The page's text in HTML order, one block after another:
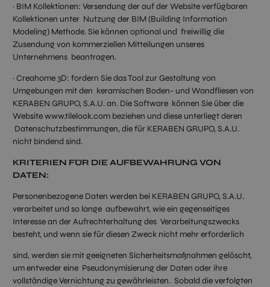
· BIM Kollektionen: Versendung der auf der Website verfügbaren
Kollektionen unter Nutzung der BIM (Building Information
Modeling) Methode. Sie können optional und freiwillig die
Zusendung von kommerziellen Mitteilungen unseres
Unternehmens beantragen.
· Creahome 3D: fordern Sie das Tool zur Gestaltung von
Umgebungen mit den keramischen Boden- und Wandfliesen von
KERABEN GRUPO, S.A.U. an. Die Software können Sie über die
Website www.tilelook.com beziehen und diese unterliegt deren
Datenschutzbestimmungen, die für KERABEN GRUPO, S.A.U.
nicht bindend sind.
KRITERIEN FÜR DIE AUFBEWAHRUNG VON
DATEN:
Personenbezogene Daten werden bei KERABEN GRUPO, S.A.U.
verarbeitet und so lange aufbewahrt, wie ein gegenseitiges
Interesse an der Aufrechterhaltung des Verarbeitungszwecks
besteht, und wenn sie für diesen Zweck nicht mehr erforderlich
sind, werden sie mit geeigneten Sicherheitsmaßnahmen gelöscht,
um entweder eine Pseudonymisierung der Daten oder ihre
vollständige Vernichtung zu gewährleisten. Sobald die verfolgten